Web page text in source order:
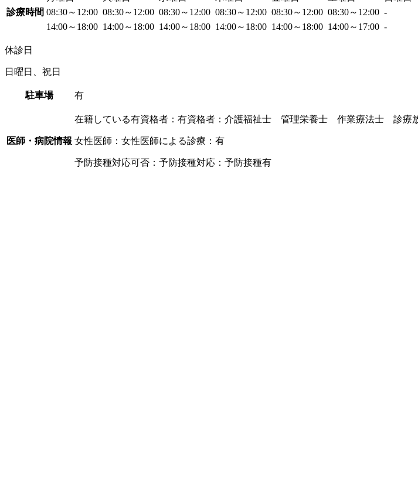
診療時間 08:30～12:00 08:30～12:00 08:30～12:00 08:30～12:00 08:30～12:00 08:30～12:00 -
14:00～18:00 14:00～18:00 14:00～18:00 14:00～18:00 14:00～18:00 14:00～17:00 -
休診日
日曜日、祝日
駐車場 有
医師・病院情報
在籍している有資格者：有資格者：介護福祉士 管理栄養士 作業療法士 診
女性医師：女性医師による診療：有
予防接種対応可否：予防接種対応：予防接種有